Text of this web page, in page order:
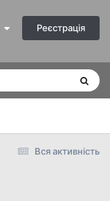
Реєстрація
Вся активність